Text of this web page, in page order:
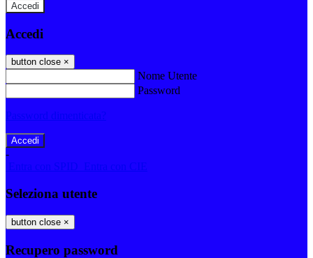
Accedi
Accedi
button close ×
Nome Utente
Password
Password dimenticata?
-
Entra con SPID
Entra con CIE
Seleziona utente
button close ×
Recupero password